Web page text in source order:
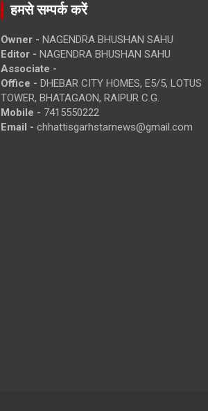
हमसे सम्पर्क करें
Owner - NAGENDRA BHUSHAN SAHU
Editor - NAGENDRA BHUSHAN SAHU
Associate -
Office - DHEBAR CITY HOMES, E5/5, LOTUS
TOWER, BHATAGAON, RAIPUR C.G.
Mobile - 7415550222
Email - chhattisgarhstarnews@gmail.com